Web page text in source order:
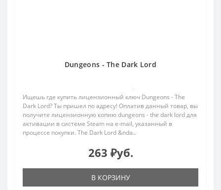
Dungeons - The Dark Lord
Ищешь где купить лицензионный ключ Dungeons - The
Dark Lord? Ты пришел по адресу! Оплатив данный товар, вы
получите лицензионную копию dungeons - the dark lord для
активации в системе Steam на e-mail, указанный в
процессе покупки. The Dark Lord &nda..
263 ₽уб.
В КОРЗИНУ